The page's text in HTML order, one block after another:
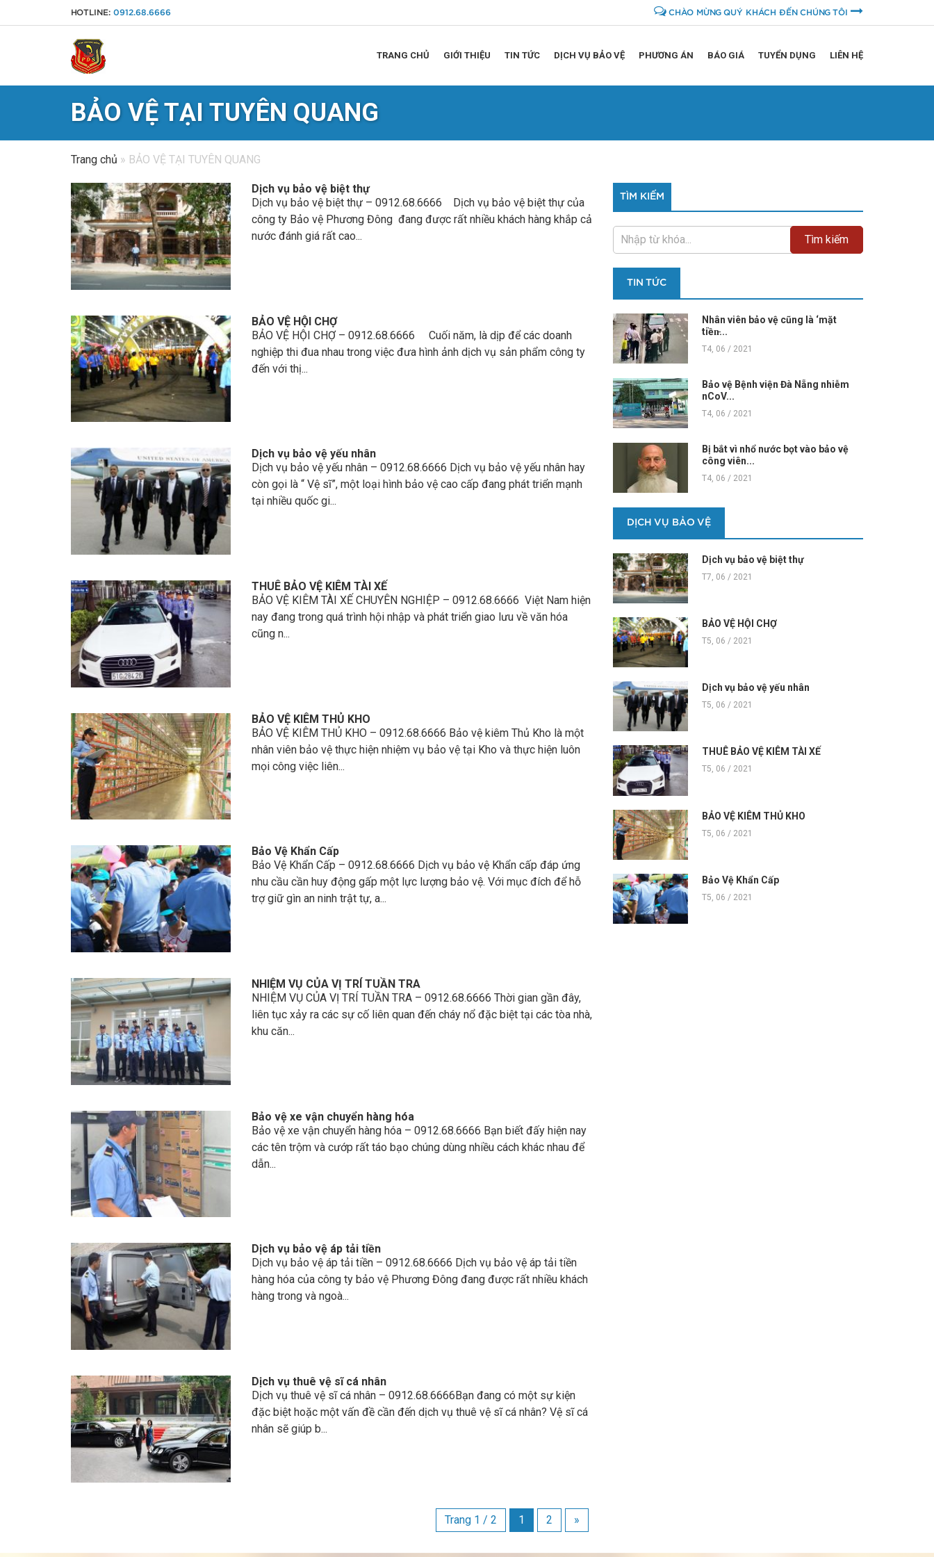
HOTLINE: 0912.68.6666 CHÀO MỪNG QUÝ KHÁCH ĐẾN CHÚNG TÔI
TRANG CHỦ GIỚI THIỆU TIN TỨC DỊCH VỤ BẢO VỆ PHƯƠNG ÁN BÁO GIÁ TUYỂN DỤNG LIÊN HỆ
BẢO VỆ TẠI TUYÊN QUANG
Trang chủ » BẢO VỆ TẠI TUYÊN QUANG
Dịch vụ bảo vệ biệt thự
Dịch vụ bảo vệ biệt thự – 0912.68.6666 Dịch vụ bảo vệ biệt thự của
công ty Bảo vệ Phương Đông đang được rất nhiều khách hàng khắp cả
nước đánh giá rất cao...
BẢO VỆ HỘI CHỢ
BẢO VỆ HỘI CHỢ – 0912.68.6666 Cuối năm, là dịp để các doanh
nghiệp thi đua nhau trong việc đưa hình ảnh dịch vụ sản phẩm công ty
đến với thị...
Dịch vụ bảo vệ yếu nhân
Dịch vụ bảo vệ yếu nhân – 0912.68.6666 Dịch vụ bảo vệ yếu nhân hay
còn gọi là “ Vệ sĩ”, một loại hình bảo vệ cao cấp đang phát triển mạnh
tại nhiều quốc gi...
THUÊ BẢO VỆ KIÊM TÀI XẾ
BẢO VỆ KIÊM TÀI XẾ CHUYÊN NGHIỆP – 0912.68.6666 Việt Nam hiện
nay đang trong quá trình hội nhập và phát triển giao lưu về văn hóa
cũng n...
BẢO VỆ KIÊM THỦ KHO
BẢO VỆ KIÊM THỦ KHO – 0912.68.6666 Bảo vệ kiêm Thủ Kho là một
nhân viên bảo vệ thực hiện nhiệm vụ bảo vệ tại Kho và thực hiện luôn
mọi công việc liên...
Bảo Vệ Khẩn Cấp
Bảo Vệ Khẩn Cấp – 0912.68.6666 Dịch vụ bảo vệ Khẩn cấp đáp ứng
nhu cầu cần huy động gấp một lực lượng bảo vệ. Với mục đích để hỗ
trợ giữ gìn an ninh trật tự, a...
NHIỆM VỤ CỦA VỊ TRÍ TUẦN TRA
NHIỆM VỤ CỦA VỊ TRÍ TUẦN TRA – 0912.68.6666 Thời gian gần đây,
liên tục xảy ra các sự cố liên quan đến cháy nổ đặc biệt tại các tòa nhà,
khu căn...
Bảo vệ xe vận chuyển hàng hóa
Bảo vệ xe vận chuyển hàng hóa – 0912.68.6666 Bạn biết đấy hiện nay
các tên trộm và cướp rất táo bạo chúng dùng nhiều cách khác nhau để
dẫn...
Dịch vụ bảo vệ áp tải tiền
Dịch vụ bảo vệ áp tải tiền – 0912.68.6666 Dịch vụ bảo vệ áp tải tiền
hàng hóa của công ty bảo vệ Phương Đông đang được rất nhiều khách
hàng trong và ngoà...
Dịch vụ thuê vệ sĩ cá nhân
Dịch vụ thuê vệ sĩ cá nhân – 0912.68.6666Bạn đang có một sự kiện
đặc biệt hoặc một vấn đề cần đến dịch vụ thuê vệ sĩ cá nhân? Vệ sĩ cá
nhân sẽ giúp b...
Trang 1 / 2 1 2 »
TÌM KIẾM
TIN TỨC
Nhân viên bảo vệ cũng là ‘mặt
tiền̵...
T4, 06 / 2021
Bảo vệ Bệnh viện Đà Nẵng nhiễm
nCoV...
T4, 06 / 2021
Bị bắt vì nhổ nước bọt vào bảo vệ
công viên...
T4, 06 / 2021
DỊCH VỤ BẢO VỆ
Dịch vụ bảo vệ biệt thự
T7, 06 / 2021
BẢO VỆ HỘI CHỢ
T5, 06 / 2021
Dịch vụ bảo vệ yếu nhân
T5, 06 / 2021
THUÊ BẢO VỆ KIÊM TÀI XẾ
T5, 06 / 2021
BẢO VỆ KIÊM THỦ KHO
T5, 06 / 2021
Bảo Vệ Khẩn Cấp
T5, 06 / 2021